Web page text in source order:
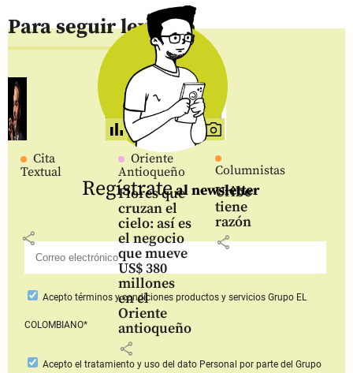
Para seguir leyendo
Cita
Textual
share
Oriente
Antioqueño
Flores que
cruzan el
cielo: así es
el negocio
que mueve
US$ 380
millones
en el
Oriente
antioqueño
share
Columnistas
Uribe
tiene
razón
share
Regístrateal newsletter
Aceptotérminos y condiciones productos y serviciosGrupo EL
COLOMBIANO*
Acepto el tratamiento y uso del dato Personal por parte del Grupo